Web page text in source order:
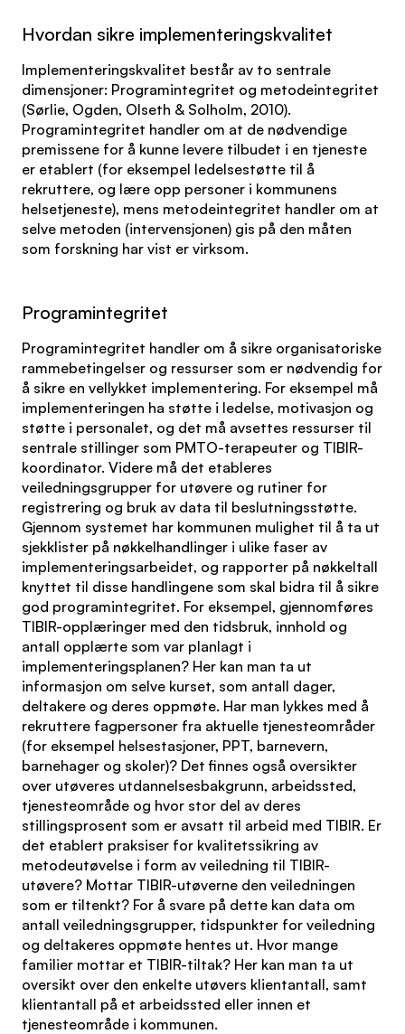
Hvordan sikre implementeringskvalitet
Implementeringskvalitet består av to sentrale
dimensjoner: Programintegritet og metodeintegritet
(Sørlie, Ogden, Olseth & Solholm, 2010).
Programintegritet handler om at de nødvendige
premissene for å kunne levere tilbudet i en tjeneste
er etablert (for eksempel ledelsestøtte til å
rekruttere, og lære opp personer i kommunens
helsetjeneste), mens metodeintegritet handler om at
selve metoden (intervensjonen) gis på den måten
som forskning har vist er virksom.
Programintegritet
Programintegritet handler om å sikre organisatoriske
rammebetingelser og ressurser som er nødvendig for
å sikre en vellykket implementering. For eksempel må
implementeringen ha støtte i ledelse, motivasjon og
støtte i personalet, og det må avsettes ressurser til
sentrale stillinger som PMTO-terapeuter og TIBIR-
koordinator. Videre må det etableres
veiledningsgrupper for utøvere og rutiner for
registrering og bruk av data til beslutningsstøtte.
Gjennom systemet har kommunen mulighet til å ta ut
sjekklister på nøkkelhandlinger i ulike faser av
implementeringsarbeidet, og rapporter på nøkkeltall
knyttet til disse handlingene som skal bidra til å sikre
god programintegritet. For eksempel, gjennomføres
TIBIR-opplæringer med den tidsbruk, innhold og
antall opplærte som var planlagt i
implementeringsplanen? Her kan man ta ut
informasjon om selve kurset, som antall dager,
deltakere og deres oppmøte. Har man lykkes med å
rekruttere fagpersoner fra aktuelle tjenesteområder
(for eksempel helsestasjoner, PPT, barnevern,
barnehager og skoler)? Det finnes også oversikter
over utøveres utdannelsesbakgrunn, arbeidssted,
tjenesteområde og hvor stor del av deres
stillingsprosent som er avsatt til arbeid med TIBIR. Er
det etablert praksiser for kvalitetssikring av
metodeutøvelse i form av veiledning til TIBIR-
utøvere? Mottar TIBIR-utøverne den veiledningen
som er tiltenkt? For å svare på dette kan data om
antall veiledningsgrupper, tidspunkter for veiledning
og deltakeres oppmøte hentes ut. Hvor mange
familier mottar et TIBIR-tiltak? Her kan man ta ut
oversikt over den enkelte utøvers klientantall, samt
klientantall på et arbeidssted eller innen et
tjenesteområde i kommunen.